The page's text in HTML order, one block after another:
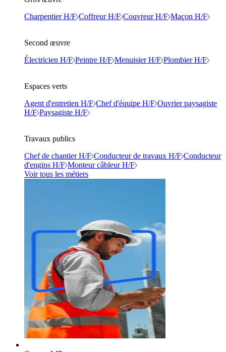
Charpentier H/F Coffreur H/F Couvreur H/F Maçon H/F
Second œuvre
Électricien H/F Peintre H/F Menuisier H/F Plombier H/F
Espaces verts
Agent d'entretien H/F Chef d'équipe H/F Ouvrier paysagiste
H/F Paysagiste H/F
Travaux publics
Chef de chantier H/F Conducteur de travaux H/F Conducteur
d'engins H/F Monteur câbleur H/F
Voir tous les métiers